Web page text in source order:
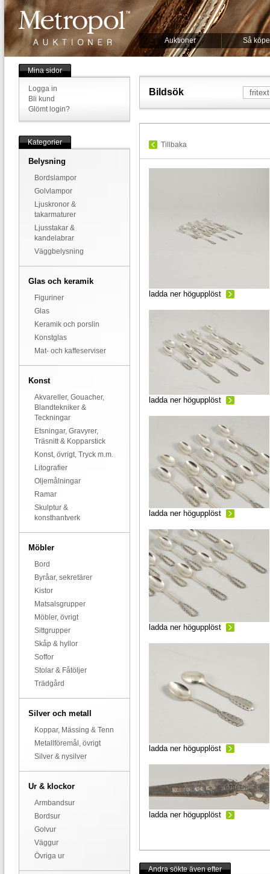
Auktioner Så
Mina sidor
Logga in
Bli kund
Glömt login?
Kategorier
Belysning
Bordslampor
Golvlampor
Ljuskronor &
takarmaturer
Ljusstakar &
kandelabrar
Väggbelysning
Glas och keramik
Figuriner
Glas
Keramik och porslin
Konstglas
Mat- och kaffeserviser
Konst
Akvareller, Gouacher,
Blandtekniker &
Teckningar
Etsningar, Gravyrer,
Träsnitt & Kopparstick
Konst, övrigt, Tryck m.m.
Litografier
Oljemålningar
Ramar
Skulptur &
konsthantverk
Möbler
Bord
Byråar, sekretärer
Kistor
Matsalsgrupper
Möbler, övrigt
Sittgrupper
Skåp & hyllor
Soffor
Stolar & Fåtöljer
Trädgård
Silver och metall
Koppar, Mässing & Tenn
Metallföremål, övrigt
Silver & nysilver
Ur & klockor
Armbandsur
Bordsur
Golvur
Väggur
Övriga ur
Bildsök
Tillbaka
ladda ner högupplöst
ladda ner högupplöst
ladda ner högupplöst
ladda ner högupplöst
ladda ner högupplöst
ladda ner högupplöst
Andra sökte även efter